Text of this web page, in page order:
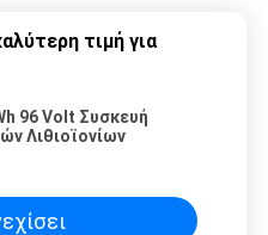
τιμή για
96 Volt Συσκευή
Λιθιοϊονίων